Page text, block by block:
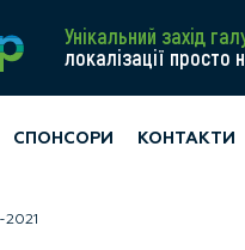
Унікальний захід
локалізації просто
СПОНСОРИ КОНТАКТИ